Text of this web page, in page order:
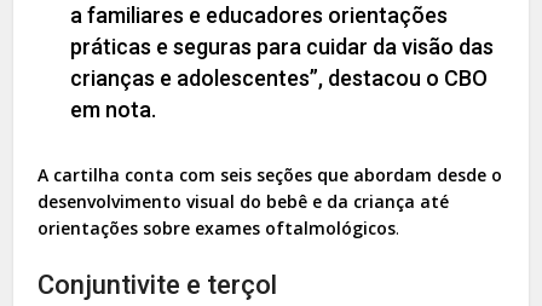
a familiares e educadores orientações
práticas e seguras para cuidar da visão das
crianças e adolescentes”, destacou o CBO
em nota.
A cartilha conta com seis seções que abordam desde o
desenvolvimento visual do bebê e da criança até
orientações sobre exames oftalmológicos.
Conjuntivite e terçol